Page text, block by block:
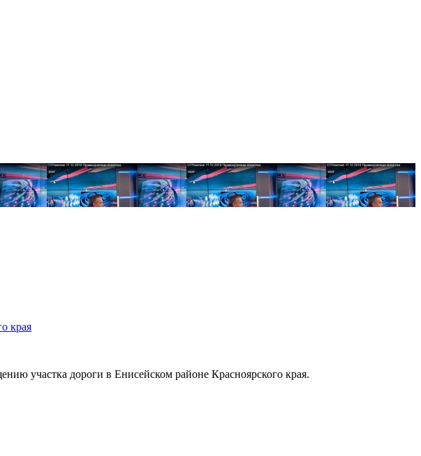
края
участка дороги в Енисейском районе Красноярского края.